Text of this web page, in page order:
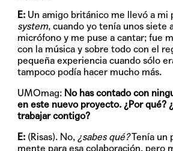
E: Un amigo británico me llevó a mi
system, cuando yo tenía unos siete
micrófono y me puse a cantar; fue
con la música y sobre todo con el
pequeña experiencia cuando sólo
tampoco podía hacer mucho más.
UMOmag: No has contado con
en este nuevo proyecto. ¿Por qué?
trabajar contigo?
E: (Risas). No, ¿sabes qué?Tenía un
mente para esa colaboración, pero